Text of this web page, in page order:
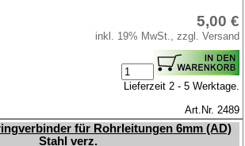
5,00 €
inkl. 19% MwSt., zzgl. Versand
Lieferzeit 2 - 5 Werktage.
Art.Nr. 2489
für Rohrleitungen 6mm (AD)
Stahl verz.